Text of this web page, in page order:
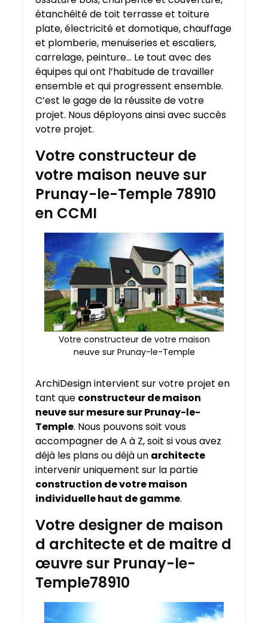
étanchéité de toit terrasse et toiture
plate, électricité et domotique, chauffage
et plomberie, menuiseries et escaliers,
carrelage, peinture… Le tout avec des
équipes qui ont l’habitude de travailler
ensemble et qui progressent ensemble.
C’est le gage de la réussite de votre
projet. Nous déployons ainsi avec succès
votre projet.
Votre constructeur de
votre maison neuve sur
Prunay-le-Temple 78910
en CCMI
Votre constructeur de votre maison
neuve sur Prunay-le-Temple
ArchiDesign intervient sur votre projet en
tant que constructeur de maison
neuve sur mesure surPrunay-le-
Temple. Nous pouvons soit vous
accompagner de A à Z, soit si vous avez
déjà les plans ou déjà un architecte
intervenir uniquement sur la partie
construction de votre maison
individuelle haut de gamme.
Votre designer de maison
d architecte et de maitre d
œuvre sur Prunay-le-
Temple78910